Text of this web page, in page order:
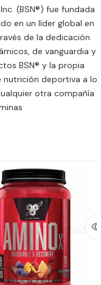
(BSN®) fue fundada
en un líder global en
de la dedicación
de vanguardia y
BSN® y la propia
nutrición deportiva a lo
otra compañía